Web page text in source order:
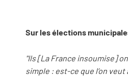
Sur les élections
"Ils [La France insoumise]
simple : est-ce que l’on